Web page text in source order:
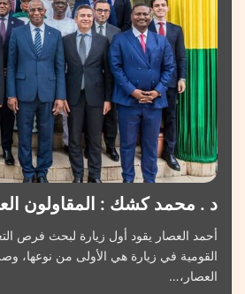
د . محمد كشك : المقاولون
أحمد العصار يقود أول زيارة لبحث فرص
القومية في زيارة هي الأولى من نوعها،
العصار،…